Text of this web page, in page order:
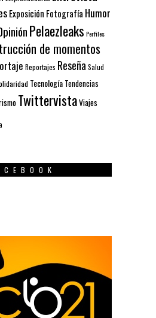
Exposición Fotografía Humor
Pelaezleaks Perfiles
de momentos
Reportajes Reseña Salud
Tecnología Tendencias
TwittervistaViajes